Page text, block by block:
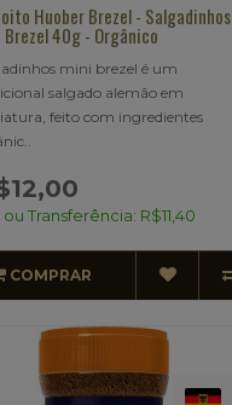
Huober Brezel - Salgadinhos
Brezel 40g - Orgânico
mini brezel é um
salgado alemão em
feito com ingredientes
ou Transferência: R$11,40
COMPRAR